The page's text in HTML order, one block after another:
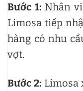
Bước 1: Nhân
Limosa tiếp
hàng có nhu
vợt.
Bước 2: Limosa